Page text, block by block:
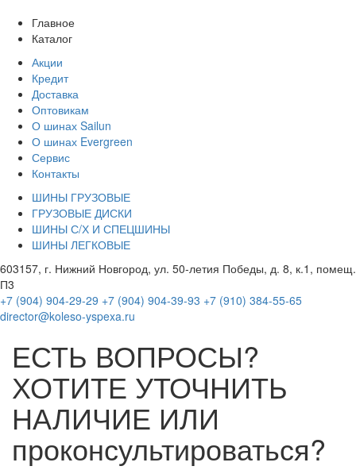
Главное
Каталог
Акции
Кредит
Доставка
Оптовикам
О шинах Sailun
О шинах Evergreen
Сервис
Контакты
ШИНЫ ГРУЗОВЫЕ
ГРУЗОВЫЕ ДИСКИ
ШИНЫ С/Х И СПЕЦШИНЫ
ШИНЫ ЛЕГКОВЫЕ
603157, г. Нижний Новгород, ул. 50-летия Победы, д. 8, к.1, помещ.
П3
+7 (904) 904-29-29 +7 (904) 904-39-93 +7 (910) 384-55-65
director@koleso-yspexa.ru
ЕСТЬ ВОПРОСЫ?
ХОТИТЕ УТОЧНИТЬ
НАЛИЧИЕ ИЛИ
проконсультироваться?